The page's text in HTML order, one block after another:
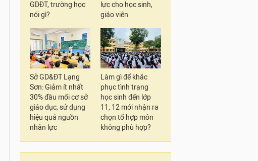
GDĐT, trường học
nói gì?
lực cho học sinh,
giáo viên
Sở GD&ĐT Lạng
Sơn: Giảm ít nhất
30% đầu mối cơ sở
giáo dục, sử dụng
hiệu quả nguồn
nhân lực
Làm gì để khắc
phục tình trạng
học sinh đến lớp
11, 12 mới nhận ra
chọn tổ hợp môn
không phù hợp?